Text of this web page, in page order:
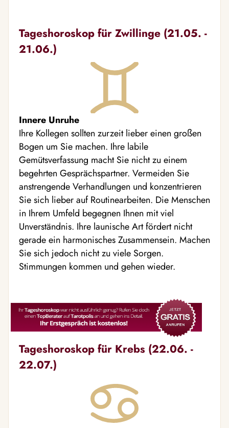
Tageshoroskop für Zwillinge (21.05. -
21.06.)
Innere Unruhe
Ihre Kollegen sollten zurzeit lieber einen großen
Bogen um Sie machen. Ihre labile
Gemütsverfassung macht Sie nicht zu einem
begehrten Gesprächspartner. Vermeiden Sie
anstrengende Verhandlungen und konzentrieren
Sie sich lieber auf Routinearbeiten. Die Menschen
in Ihrem Umfeld begegnen Ihnen mit viel
Unverständnis. Ihre launische Art fördert nicht
gerade ein harmonisches Zusammensein. Machen
Sie sich jedoch nicht zu viele Sorgen.
Stimmungen kommen und gehen wieder.
Tageshoroskop für Krebs (22.06. -
22.07.)